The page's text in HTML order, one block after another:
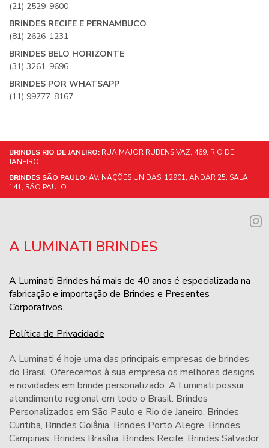
(21) 2529-9600
BRINDES RECIFE E PERNAMBUCO
(81) 2626-1231
BRINDES BELO HORIZONTE
(31) 3261-9696
BRINDES POR WHATSAPP
(11) 99777-8167
BRINDES RIO DE JANEIRO: RUA MAJOR RUBENS VAZ, 469, RIO DE
JANEIRO
BRINDES SÃO PAULO:AV. NAÇÕES UNIDAS, 12901, ANDAR 25, SALA
141, SÃO PAULO
A LUMINATI BRINDES
A Luminati Brindes há mais de 40 anos é especializada na
fabricação e importação de Brindes e Presentes
Corporativos.
Política de Privacidade
A Luminati é hoje uma das principais empresas de brindes
do Brasil. Oferecemos à sua empresa os melhores designs
e novidades em brinde personalizado. A Luminati possui
atendimento regional em todo o Brasil: Brindes
Personalizados em São Paulo e Rio de Janeiro, Brindes
Curitiba, Brindes Goiânia, Brindes Porto Alegre, Brindes
Campinas, Brindes Brasília, Brindes Recife, Brindes Salvador